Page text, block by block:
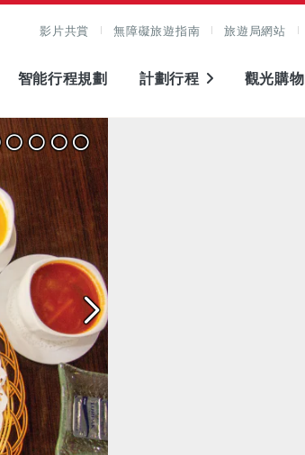
影片共賞 無障礙旅遊指南 旅遊局網站
智能行程規劃 計劃行程 觀光購物